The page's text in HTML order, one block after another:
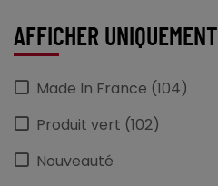
AFFICHER UNIQUEMENT
Made In France (104)
Produit vert (102)
Nouveauté